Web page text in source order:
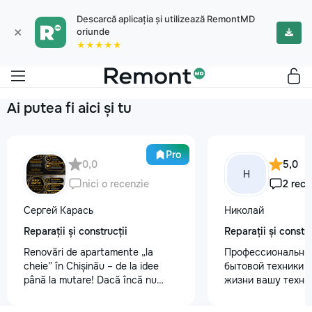
×
Descarcă aplicația și utilizează RemontMD
oriunde
★★★★★
Ai putea fi aici și tu
Pro
0,0
nici o recenzie
Сергей Карась
Reparații și construcții
Renovări de apartamente „la
cheie” în Chișinău – de la idee
până la mutare! Dacă încă nu
Н
5,0
2
Николай
Reparații și
бытовой техники
жизни вашу